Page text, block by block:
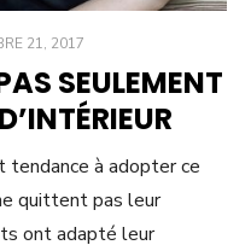
21, 2017
SEULEMENT
à adopter ce
quittent pas leur
ont adapté leur